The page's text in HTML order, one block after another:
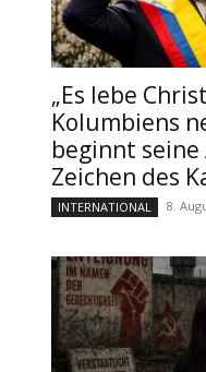
„Es lebe
Kolumbiens
beginnt
Zeichen des
INTERNATIONAL 8.